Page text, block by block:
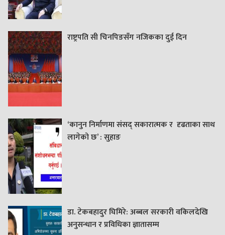
राष्ट्रपति सी चिनपिङसँग नजिकका दुई दिन
‘कानुन निर्माणमा संसद् सकारात्मक र दृढताका साथ
लागेको छ’ : सुहाङ
डा. टेकबहादुर घिमिरे: अब्बल सरकारी वकिलदेखि
अनुसन्धान र प्रविधिका ज्ञातासम्म